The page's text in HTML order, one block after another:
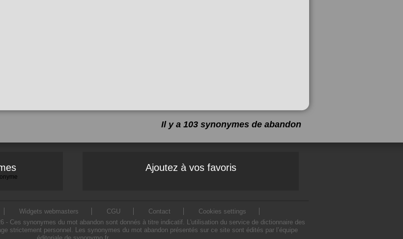
Il y a 103 synonymes de abandon
Ajoutez à vos favoris
Widgets webmasters CGU Contact
Cookies settings
- Ces synonymes du mot abandon sont donnés à titre indicatif. L'utilisation du service de dictionnaire des
strictement personnel. Les synonymes du mot abandon présentés sur ce site sont édités par l’équipe